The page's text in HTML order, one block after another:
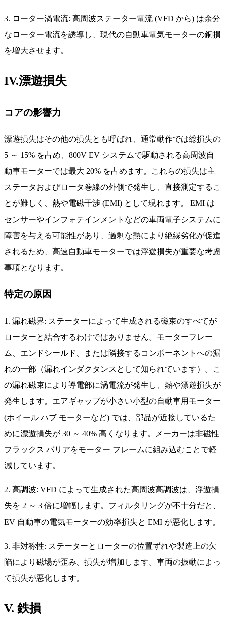
3. ローター渦電流: 高周波ステーター電流 (VFD から) は余分
なローター電流を誘導し、現代の自動車電気モーターの銅損
を増大させます。
IV.漂遊損失
コアの影響力
漂遊損失はその他の損失とも呼ばれ、通常動作では総損失の
5 ～ 15% を占め、800V EV システムで駆動される高周波自
動車モーターでは最大 20% を占めます。これらの損失は主
ステータおよびロータ巻線の外側で発生し、直接測定するこ
とが難しく、熱や電磁干渉 (EMI) として現れます。 EMI は
センサーやインフォテインメントなどの車両電子システムに
障害を与える可能性があり、過剰な熱により絶縁劣化が促進
されるため、高速自動車モーターでは浮遊損失が重要な考慮
事項となります。
特定の原因
1. 漏れ磁界: ステーターによって生成される磁束のすべてが
ローターと結合するわけではありません。モーターフレー
ム、エンドシールド、または隣接するコンポーネントへの漏
れの一部（漏れインダクタンスとして知られています）。こ
の漏れ磁束により導電部に渦電流が発生し、熱や漂遊損失が
発生します。エアギャップが小さい小型の自動車用モーター
(ホイール ハブ モーターなど) では、部品が近接しているた
めに漂遊損失が 30 ～ 40% 高くなります。メーカーは非磁性
フラックス バリアをモーター フレームに組み込むことで軽
減しています。
2. 高調波: VFD によって生成された高周波高調波は、浮遊損
失を 2 ～ 3 倍に増幅します。フィルタリングが不十分だと、
EV 自動車の電気モーターの効率損失と EMI が悪化します。
3. 非対称性: ステーターとローターの位置ずれや製造上の欠
陥により磁場が歪み、損失が増加します。車両の振動によっ
て損失が悪化します。
V. 鉄損